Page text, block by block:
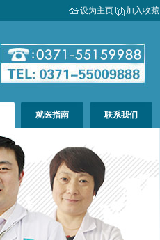
设为主页 加入收藏
就医指南 联系我们